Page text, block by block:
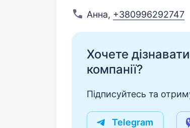
Анна, +380996292747
Хочете
компанії?
Підписуйтесь та
Telegram